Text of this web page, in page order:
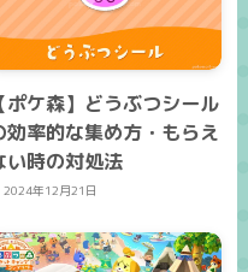
【ポケ森】どうぶつシール
効率的な集め方・もらえ
い時の対処法
2024年12月21日